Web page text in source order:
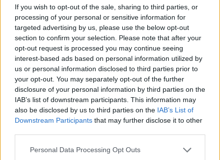
If you wish to opt-out of the sale, sharing to third parties, or
processing of your personal or sensitive information for
targeted advertising by us, please use the below opt-out
section to confirm your selection. Please note that after your
opt-out request is processed you may continue seeing
interest-based ads based on personal information utilized by
us or personal information disclosed to third parties prior to
your opt-out. You may separately opt-out of the further
disclosure of your personal information by third parties on the
IAB’s list of downstream participants. This information may
also be disclosed by us to third parties on the IAB’s List of
Downstream Participants that may further disclose it to other
Personal Data Processing Opt Outs
benziné 342 forint lesz. A gázolaj ára legutóbb múlt
szerdán emelkedett, 2 forinttal 384 forintra. A benzin ára
január 16-án változott utoljára, 4 forinttal 345 forintra
emelkedett. Az autósok 50 forintos különbséget is
tapasztalhatnak a töltőállomások árai között. A benzin ára
2012. április elején érte el csúcsát...
KEDVES OLVASÓNK!
A keresett cikk a portfolio.hu hírarchívumához